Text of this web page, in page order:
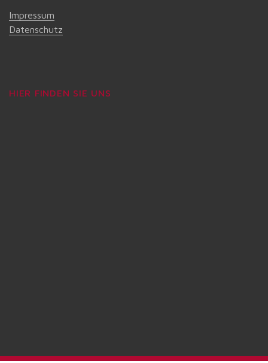
Impressum
Datenschutz
HIER FINDEN SIE UNS